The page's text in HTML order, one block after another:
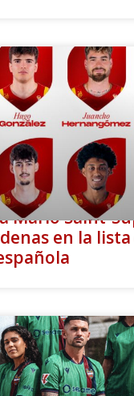
Mario Saint-
en la lista